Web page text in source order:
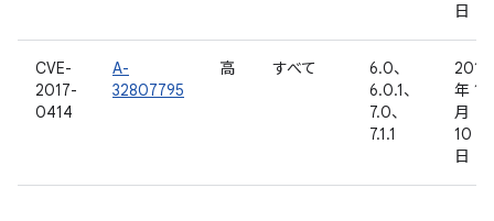
日
CVE-
2017-
0414
A-
32807795
高 すべて
6.0、
6.0.1、
7.0、
7.1.1
2016
年 11
月
10
日